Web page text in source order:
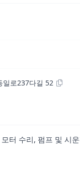
일로237다길 52
터 수리, 펌프 및 시